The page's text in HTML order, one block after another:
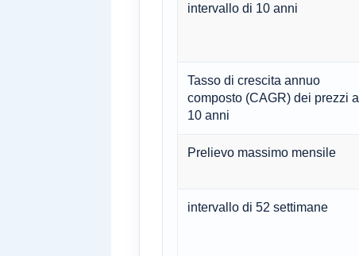
intervallo di 10 anni
Tasso di crescita annuo
composto (CAGR) dei prezzi a
10 anni
Prelievo massimo mensile
intervallo di 52 settimane